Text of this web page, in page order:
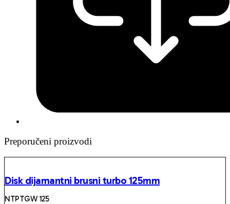
Preporučeni proizvodi
Disk dijamantni brusni turbo 125mm
NTPTGW 125